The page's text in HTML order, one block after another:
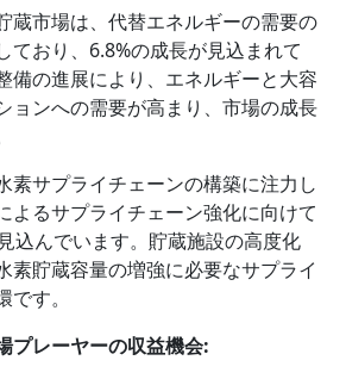
蔵市場は、代替エネルギーの需要の
ており、6.8%の成長が見込まれて
備の進展により、エネルギーと大容
ョンへの需要が高まり、市場の成長
素サプライチェーンの構築に注力し
よるサプライチェーン強化に向けて
込んでいます。貯蔵施設の高度化
素貯蔵容量の増強に必要なサプライ
す。
プレーヤーの収益機会: